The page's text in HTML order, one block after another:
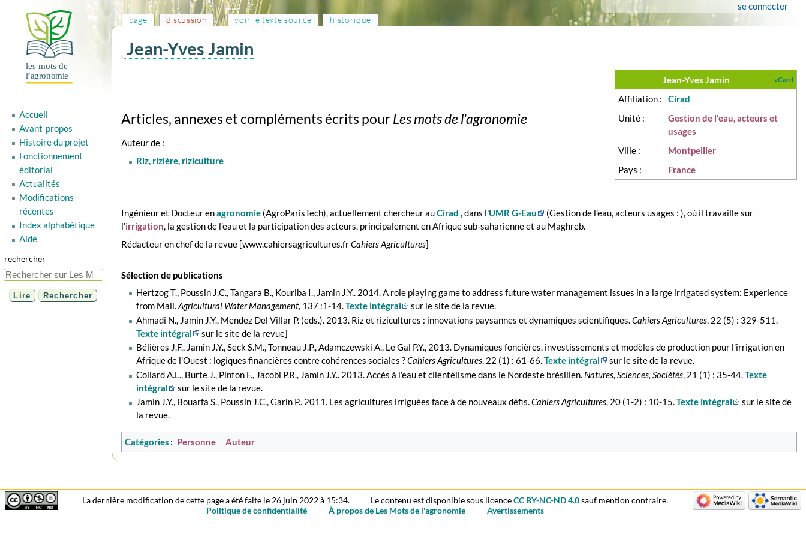
Jean-Yves Jamin
navigation
recherche
vCard
Jean-Yves Jamin
Affiliation :
Cirad
Unité :
Gestion de l'eau, acteurs et
usages
Ville :
Montpellier
Pays :
France
Articles, annexes et compléments écrits pourLes mots de l'agronomie
Auteur de :
Riz, rizière, riziculture
Ingénieur et Docteur enagronomie (AgroParisTech), actuellement chercheur auCirad , dans l'UMR G-Eau
(Gestion de l’eau, acteurs usages : ), où il travaille sur
l’irrigation, la gestion de l’eau et la participation des acteurs, principalement en Afrique sub-saharienne et au Maghreb.
Rédacteur en chef de la revue [www.cahiersagricultures.frCahiers Agricultures]
Sélection de publications
Hertzog T., Poussin J.C., Tangara B., Kouriba I., Jamin J.Y.. 2014. A role playing game to address future water management issues in a large irrigated system: Experience
from Mali.Agricultural Water Management, 137 :1-14.Texte intégral
sur le site de la revue.
Ahmadi N., Jamin J.Y., Mendez Del Villar P. (eds.). 2013. Riz et rizicultures : innovations paysannes et dynamiques scientifiques.Cahiers Agricultures, 22 (5) : 329-511.
Texte intégral
sur le site de la revue]
Bélières J.F., Jamin J.Y., Seck S.M., Tonneau J.P., Adamczewski A., Le Gal P.Y., 2013. Dynamiques foncières, investissements et modèles de production pour l'irrigation en
Afrique de l'Ouest : logiques financières contre cohérences sociales ?Cahiers Agricultures, 22 (1) : 61-66.Texte intégral
sur le site de la revue.
Collard A.L., Burte J., Pinton F., Jacobi P.R., Jamin J.Y.. 2013. Accès à l'eau et clientélisme dans le Nordeste brésilien. Natures, Sciences, Sociétés, 21 (1) : 35-44.Texte
intégral
sur le site de la revue.
Jamin J.Y., Bouarfa S., Poussin J.C., Garin P.. 2011. Les agricultures irriguées face à de nouveaux défis.Cahiers Agricultures, 20 (1-2) : 10-15.Texte intégral
sur le site de
la revue.
Catégories : Personne Auteur
page discussion voir le texte source historique
se connecter
Accueil
Avant-propos
Histoire du projet
Fonctionnement
éditorial
Actualités
Modifications
récentes
Index alphabétique
Aide
rechercher
La dernière modification de cette page a été faite le 26 juin 2022 à 15:34. Le contenu est disponible sous licenceCC BY-NC-ND 4.0sauf mention contraire.
Politique de confidentialité
À propos de Les Mots de l'agronomie Avertissements